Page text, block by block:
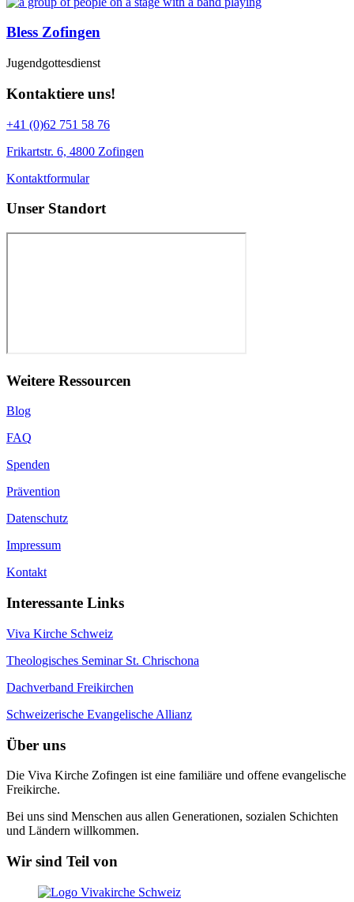
Bless Zofingen
Jugendgottesdienst
Kontaktiere uns!
+41 (0)62 751 58 76
Frikartstr. 6, 4800 Zofingen
Kontaktformular
Unser Standort
Weitere Ressourcen
Blog
FAQ
Spenden
Prävention
Datenschutz
Impressum
Kontakt
Interessante Links
Viva Kirche Schweiz
Theologisches Seminar St. Chrischona
Dachverband Freikirchen
Schweizerische Evangelische Allianz
Über uns
Die Viva Kirche Zofingen ist eine familiäre und offene evangelische
Freikirche.
Bei uns sind Menschen aus allen Generationen, sozialen Schichten
und Ländern willkommen.
Wir sind Teil von